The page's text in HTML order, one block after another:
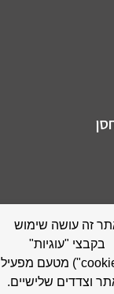
זה עושה שימוש
בקבצי "עוגיות"
("cookies") מטעם מפעיל
וצדדים שלישיים.